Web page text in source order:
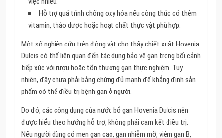
Hỗ trợ quá trình chống oxy hóa nếu công thức có thêm
vitamin, thảo dược hoặc hoạt chất thực vật phù hợp.
Một số nghiên cứu trên động vật cho thấy chiết xuất Hovenia
Dulcis có thể liên quan đến tác dụng bảo vệ gan trong bối cảnh
tiếp xúc với rượu hoặc tổn thương gan thực nghiệm. Tuy
nhiên, đây chưa phải bằng chứng đủ mạnh để khẳng định sản
phẩm có thể điều trị bệnh gan ở người.
Do đó, các công dụng của nước bổ gan Hovenia Dulcis nên
được hiểu theo hướng hỗ trợ, không phải cam kết điều trị.
Nếu người dùng có men gan cao, gan nhiễm mỡ, viêm gan B,